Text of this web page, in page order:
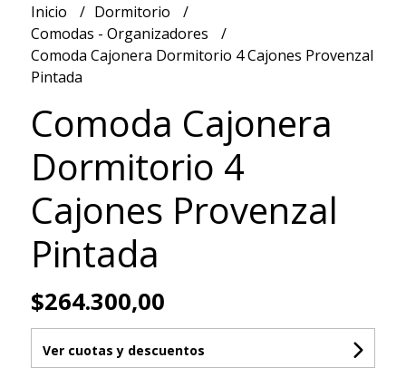
Inicio
Dormitorio
Comodas - Organizadores
Comoda Cajonera Dormitorio 4 Cajones Provenzal
Pintada
Comoda Cajonera
Dormitorio 4
Cajones Provenzal
Pintada
$264.300,00
Ver cuotas y descuentos